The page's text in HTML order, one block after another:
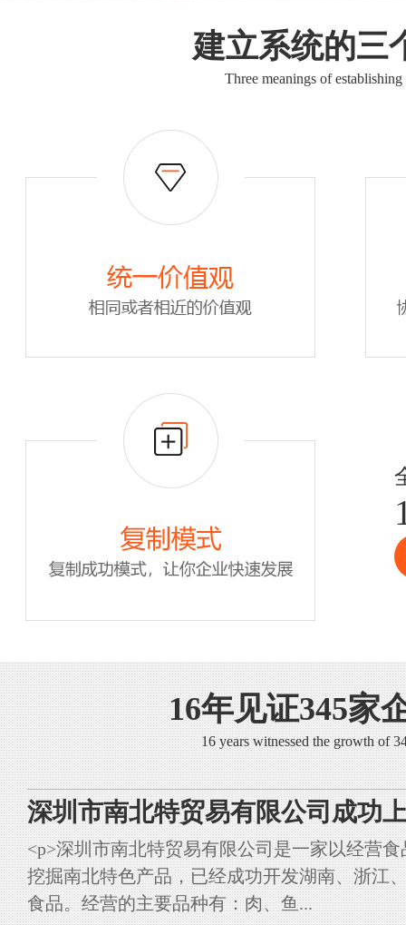
建立系统的三
Three meanings of establishing
16年见证345家
16 years witnessed the growth of
深圳市南北特贸易有限公司成功
<p>深圳市南北特贸易有限公司是一家以经营
挖掘南北特色产品，已经成功开发湖南、浙江
食品。经营的主要品种有：肉、鱼...